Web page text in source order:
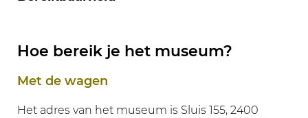
Hoe bereik je het museum?
Met de wagen
Het adres van het museum is Sluis 155, 2400